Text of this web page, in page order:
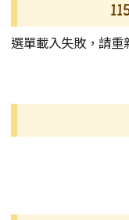
選單載入失敗，請重